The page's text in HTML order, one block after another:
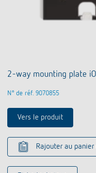
2-way mounting plate
N° de réf. 9070855
Vers le produit
Rajouter au